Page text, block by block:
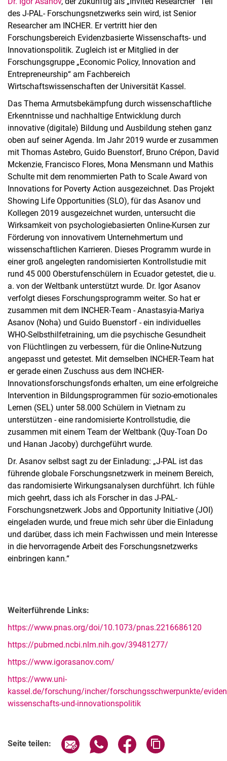
des J-PAL- Forschungsnetzwerks sein wird, ist Senior
Researcher am INCHER. Er vertritt hier den
Forschungsbereich Evidenzbasierte Wissenschafts- und
Innovationspolitik. Zugleich ist er Mitglied in der
Forschungsgruppe „Economic Policy, Innovation and
Entrepreneurship“ am Fachbereich
Wirtschaftswissenschaften der Universität Kassel.
Das Thema Armutsbekämpfung durch wissenschaftliche
Erkenntnisse und nachhaltige Entwicklung durch
innovative (digitale) Bildung und Ausbildung stehen ganz
oben auf seiner Agenda. Im Jahr 2019 wurde er zusammen
mit Thomas Astebro, Guido Buenstorf, Bruno Crépon, David
Mckenzie, Francisco Flores, Mona Mensmann und Mathis
Schulte mit dem renommierten Path to Scale Award von
Innovations for Poverty Action ausgezeichnet. Das Projekt
Showing Life Opportunities (SLO), für das Asanov und
Kollegen 2019 ausgezeichnet wurden, untersucht die
Wirksamkeit von psychologiebasierten Online-Kursen zur
Förderung von innovativem Unternehmertum und
wissenschaftlichen Karrieren. Dieses Programm wurde in
einer groß angelegten randomisierten Kontrollstudie mit
rund 45 000 Oberstufenschülern in Ecuador getestet, die u.
a. von der Weltbank unterstützt wurde. Dr. Igor Asanov
verfolgt dieses Forschungsprogramm weiter. So hat er
zusammen mit dem INCHER-Team - Anastasyia-Mariya
Asanov (Noha) und Guido Buenstorf - ein individuelles
WHO-Selbsthilfetraining, um die psychische Gesundheit
von Flüchtlingen zu verbessern, für die Online-Nutzung
angepasst und getestet. Mit demselben INCHER-Team hat
er gerade einen Zuschuss aus dem INCHER-
Innovationsforschungsfonds erhalten, um eine erfolgreiche
Intervention in Bildungsprogrammen für sozio-emotionales
Lernen (SEL) unter 58.000 Schülern in Vietnam zu
unterstützen - eine randomisierte Kontrollstudie, die
zusammen mit einem Team der Weltbank (Quy-Toan Do
und Hanan Jacoby) durchgeführt wurde.
Dr. Asanov selbst sagt zu der Einladung: „J-PAL ist das
führende globale Forschungsnetzwerk in meinem Bereich,
das randomisierte Wirkungsanalysen durchführt. Ich fühle
mich geehrt, dass ich als Forscher in das J-PAL-
Forschungsnetzwerk Jobs and Opportunity Initiative (JOI)
eingeladen wurde, und freue mich sehr über die Einladung
und darüber, dass ich mein Fachwissen und mein Interesse
in die hervorragende Arbeit des Forschungsnetzwerks
einbringen kann.“
Weiterführende Links:
https://www.pnas.org/doi/10.1073/pnas.2216686120
https://pubmed.ncbi.nlm.nih.gov/39481277/
https://www.igorasanov.com/
https://www.uni-
kassel.de/forschung/incher/forschungsschwerpunkte/
wissenschafts-und-innovationspolitik
Seite teilen: Seite über E-Mail teilen
Seite über WhatsApp teilen
Seite über Facebook